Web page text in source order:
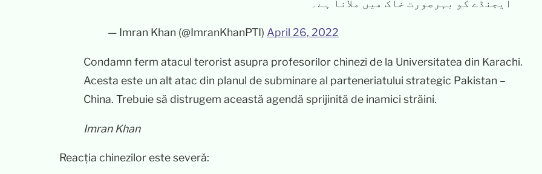
ایجنڈے کو بہرصورت خاک میں ملانا ہے۔
— Imran Khan (@ImranKhanPTI) April 26, 2022
Condamn ferm atacul terorist asupra profesorilor chinezi de la Universitatea din Karachi.
Acesta este un alt atac din planul de subminare al parteneriatului strategic Pakistan –
China. Trebuie să distrugem această agendă sprijinită de inamici străini.
Imran Khan
Reacția chinezilor este severă: